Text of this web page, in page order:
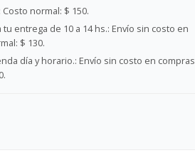
Costo normal: $ 150.
entrega de 10 a 14 hs.: Envío sin costo en
$ 130.
día y horario.: Envío sin costo en compras